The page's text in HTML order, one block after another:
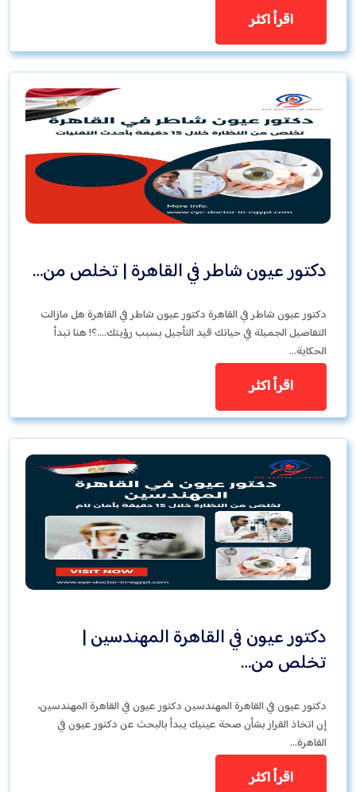
اقرأ اكثر
دكتور عيون شاطر في القاهرة | تخلص من…
دكتور عيون شاطر في القاهرة دكتور عيون شاطر في القاهرة هل مازالت
التفاصيل الجميلة في حياتك قيد التأجيل بسبب رؤيتك….؟! هنا تبدأ
الحكاية…
اقرأ اكثر
دكتور عيون في القاهرة المهندسين |
تخلص من…
دكتور عيون في القاهرة المهندسين دكتور عيون في القاهرة المهندسين،
إن اتخاذ القرار بشأن صحة عينيك يبدأ بالبحث عن دكتور عيون في
القاهرة…
اقرأ اكثر